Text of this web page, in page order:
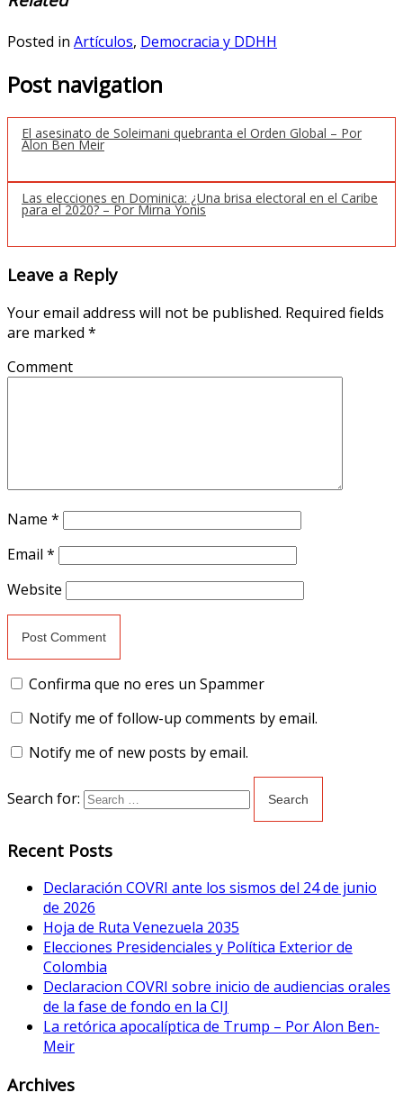
Posted in Artículos, Democracia y DDHH
Post navigation
El asesinato de Soleimani quebranta el Orden Global – Por
Alon Ben Meir
Las elecciones en Dominica: ¿Una brisa electoral en el Caribe
para el 2020? – Por Mirna Yonis
Leave a Reply
Your email address will not be published. Required fields
are marked *
Comment
Name *
Email *
Website
Confirma que no eres un Spammer
Notify me of follow-up comments by email.
Notify me of new posts by email.
Search for:
Recent Posts
Declaración COVRI ante los sismos del 24 de junio
de 2026
Hoja de Ruta Venezuela 2035
Elecciones Presidenciales y Política Exterior de
Colombia
Declaracion COVRI sobre inicio de audiencias orales
de la fase de fondo en la CIJ
La retórica apocalíptica de Trump – Por Alon Ben-
Meir
Archives